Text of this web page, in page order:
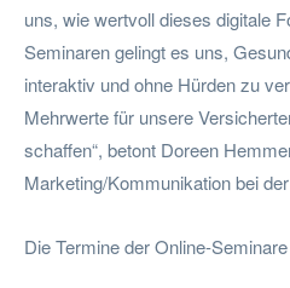
uns, wie wertvoll dieses digitale
Seminaren gelingt es uns,
interaktiv und ohne Hürden zu
Mehrwerte für unsere
schaffen“, betont Doreen
Marketing/Kommunikation bei
Die Termine der Online-